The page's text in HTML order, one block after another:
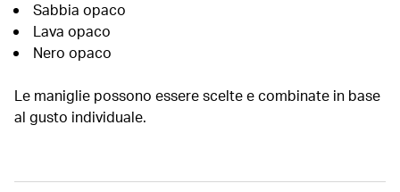
Sabbia opaco
Lava opaco
Nero opaco
Le maniglie possono essere scelte e combinate in base
al gusto individuale.